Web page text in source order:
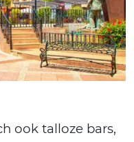
ook talloze bars,